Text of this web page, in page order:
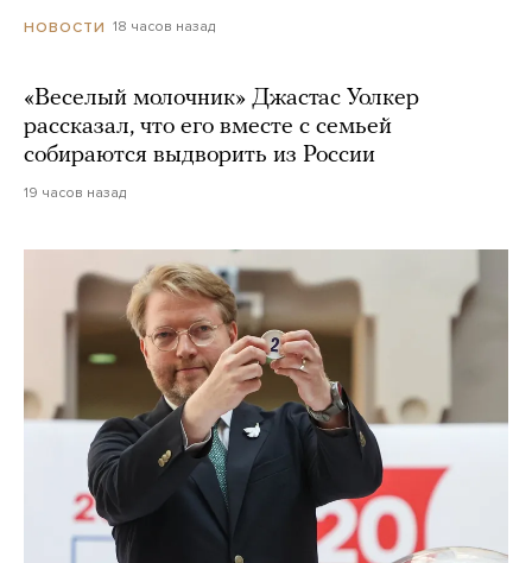
НОВОСТИ 18 часов назад
«Веселый молочник» Джастас Уолкер
рассказал, что его вместе с семьей
собираются выдворить из России
19 часов назад